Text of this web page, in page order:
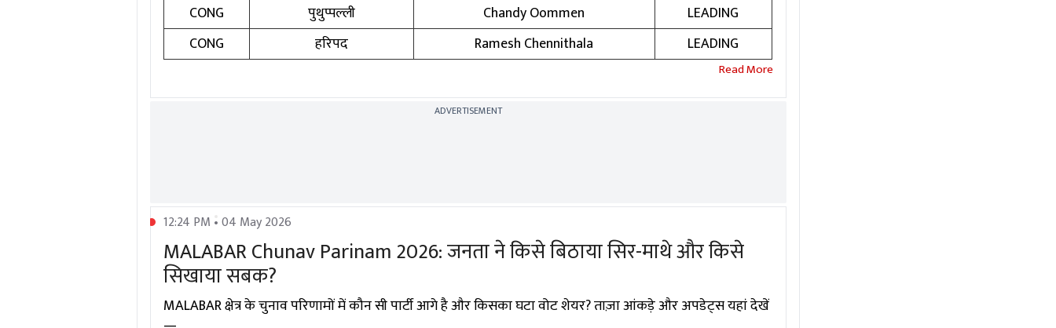
CONG
पुथुप्पल्ली Chandy Oommen
LEADING
CONG
हरिपद Ramesh Chennithala LEADING
ADVERTISEMENT
12:24 PM • 04 May 2026
MALABAR Chunav Parinam 2026: जनता ने किसे बिठाया सिर-माथे और किसे
सिखाया सबक?
MALABAR क्षेत्र के चुनाव परिणामों में कौन सी पार्टी आगे है और किसका घटा वोट शेयर? ताज़ा आंकड़े और अपडेट्स यहां देखें